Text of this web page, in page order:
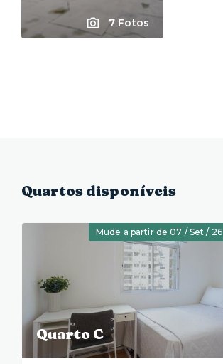
7 Fotos
Quartos disponíveis
Mude a partir de 07 / Set / 26
Quarto C